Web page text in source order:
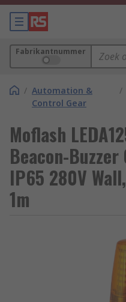
Fabrikantnummer
/ Automation &
Control Gear
/
Moflash
Beacon-
IP65 280V
1m